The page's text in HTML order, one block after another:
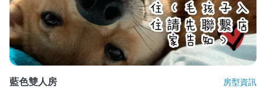
藍色雙人房 房型資訊